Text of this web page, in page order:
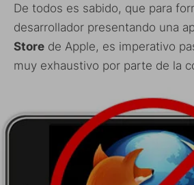
De todos es sabido, que para
desarrollador presentando una
Store de Apple, es imperativo
muy exhaustivo por parte de la